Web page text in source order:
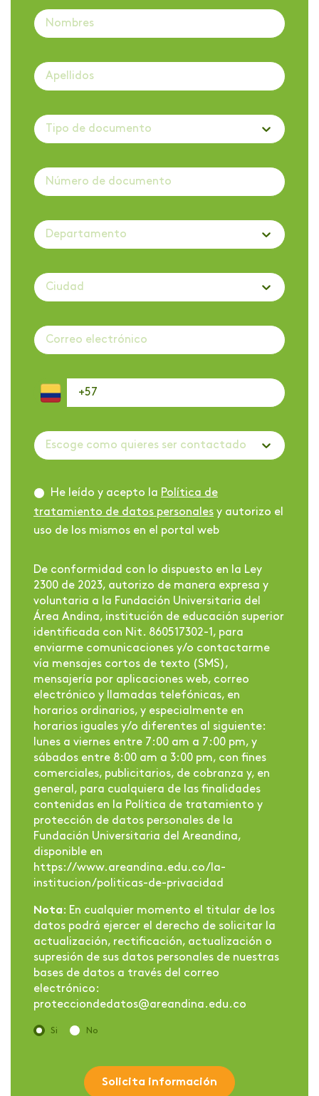
Tipo de documento
Departamento
Ciudad
Escoge como quieres ser contactado
He leído y acepto la Política de
tratamiento de datos personales y autorizo el
uso de los mismos en el portal web
De conformidad con lo dispuesto en la Ley
2300 de 2023, autorizo de manera expresa y
voluntaria a la Fundación Universitaria del
Área Andina, institución de educación superior
identificada con Nit. 860517302-1, para
enviarme comunicaciones y/o contactarme
vía mensajes cortos de texto (SMS),
mensajería por aplicaciones web, correo
electrónico y llamadas telefónicas, en
horarios ordinarios, y especialmente en
horarios iguales y/o diferentes al siguiente:
lunes a viernes entre 7:00 am a 7:00 pm, y
sábados entre 8:00 am a 3:00 pm, con fines
comerciales, publicitarios, de cobranza y, en
general, para cualquiera de las finalidades
contenidas en la Política de tratamiento y
protección de datos personales de la
Fundación Universitaria del Areandina,
disponible en
https://www.areandina.edu.co/la-
institucion/politicas-de-privacidad
Nota: En cualquier momento el titular de los
datos podrá ejercer el derecho de solicitar la
actualización, rectificación, actualización o
supresión de sus datos personales de nuestras
bases de datos a través del correo
electrónico:
protecciondedatos@areandina.edu.co
Si No
Solicita información